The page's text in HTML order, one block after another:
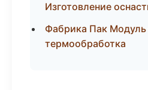
Изготовление
Фабрика Пак
термообработка